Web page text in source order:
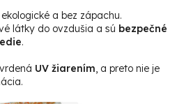
a bez zápachu.
látky do ovzdušia a sú bezpečné
.
UV žiarením, a preto nie je